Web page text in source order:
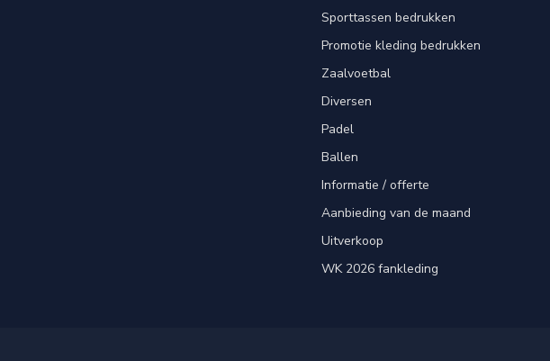
Sporttassen bedrukken
Promotie kleding bedrukken
Zaalvoetbal
Diversen
Padel
Ballen
Informatie / offerte
Aanbieding van de maand
Uitverkoop
WK 2026 fankleding